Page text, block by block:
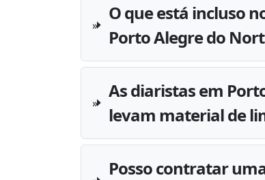
O que está incluso
Porto Alegre do
As diaristas em
levam material de
Posso contratar